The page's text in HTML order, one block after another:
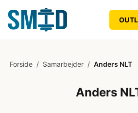
Forside / Samarbejder / Anders NLT
Anders